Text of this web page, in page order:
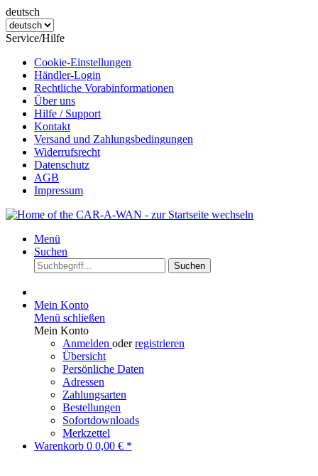
deutsch
Service/Hilfe
Cookie-Einstellungen
Händler-Login
Rechtliche Vorabinformationen
Über uns
Hilfe / Support
Kontakt
Versand und Zahlungsbedingungen
Widerrufsrecht
Datenschutz
AGB
Impressum
Menü
Suchen
Suchen
Mein Konto
Menü schließen
Mein Konto
Anmelden oderregistrieren
Übersicht
Persönliche Daten
Adressen
Zahlungsarten
Bestellungen
Sofortdownloads
Merkzettel
Warenkorb 0 0,00 € *